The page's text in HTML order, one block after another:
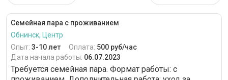
Семейная пара с проживанием
Обнинск, Центр
Опыт: 3-10 лет Оплата: 500 руб/час
Дата начала работы: 06.07.2023
Требуется семейная пара. Формат работы: c